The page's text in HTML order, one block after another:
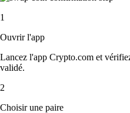
1
Ouvrir l'app
Lancez l'app Crypto.com et
validé.
2
Choisir une paire